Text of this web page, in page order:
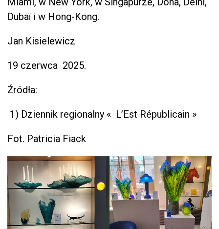
Dubaï i w Hong-Kong.
Jan Kisielewicz
19 czerwca 2025.
Źródła:
1) Dziennik regionalny « L’Est Républicain »
Fot. Patricia Fiack